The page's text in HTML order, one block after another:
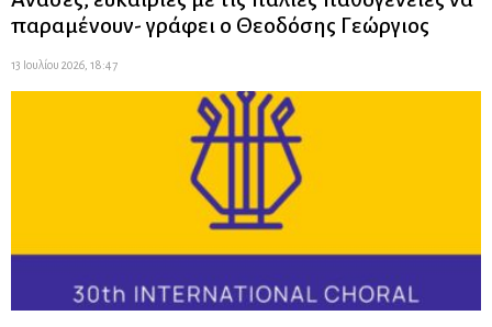
παραμένουν- γράφει ο Θεοδόσης Γεώργιος
13 Ιουλίου 2026, 18:47